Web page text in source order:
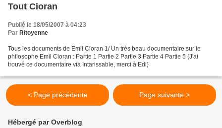
Tout Cioran
Publié le 18/05/2007 à 04:23
Par Ritoyenne
Tous les documents de Emil Cioran 1/ Un très beau documentaire sur le
philosophe Emil Cioran : Partie 1 Partie 2 Partie 3 Partie 4 Partie 5 (J'ai
trouvé ce documentaire via Intarissable, merci à Edi)
< Page précédente Page suivante >
Hébergé par Overblog